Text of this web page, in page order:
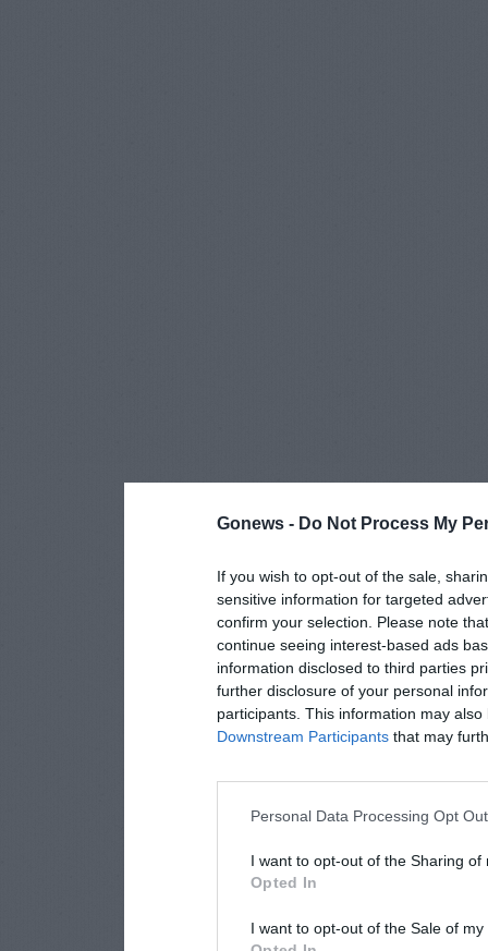
Gonews - Do Not Process My
If you wish to opt-out of the sale,
sensitive information for targeted
confirm your selection. Please note
continue seeing interest-based ads
information disclosed to third parties
further disclosure of your personal
participants. This information may
Downstream Participants that may
Personal Data Processing Opt
I want to opt-out of the Sharing of
Opted In
I want to opt-out of the Sale of